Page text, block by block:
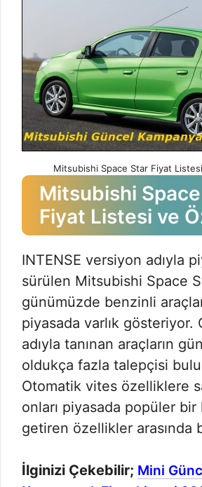
Mitsubishi Space Star Fiyat
Mitsubishi
Fiyat Listesi ve
INTENSE versiyon adıyla
sürülen Mitsubishi Space
günümüzde benzinli
piyasada varlık gösteriyor.
adıyla tanınan araçların
oldukça fazla talepçisi
Otomatik vites özelliklere
onları piyasada popüler bir
getiren özellikler arasında
İlginizi Çekebilir; Mini